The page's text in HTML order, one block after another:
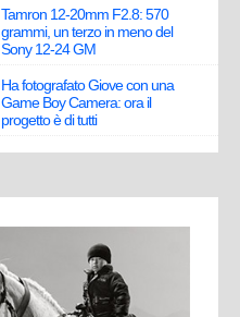
Tamron 12-20mm F2.8: 570
grammi, un terzo in meno del
Sony 12-24 GM
Ha fotografato Giove con una
Game Boy Camera: ora il
progetto è di tutti